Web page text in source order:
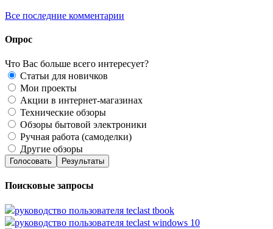
Все последние комментарии
Опрос
Что Вас больше всего интересует?
Статьи для новичков
Мои проекты
Акции в интернет-магазинах
Технические обзоры
Обзоры бытовой электроники
Ручная работа (самоделки)
Другие обзоры
Голосовать Результаты
Поисковые запросы
руководство пользователя teclast tbook
руководство пользователя teclast windows 10